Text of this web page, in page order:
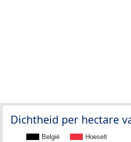
Dichtheid per hectare
België Hoeselt